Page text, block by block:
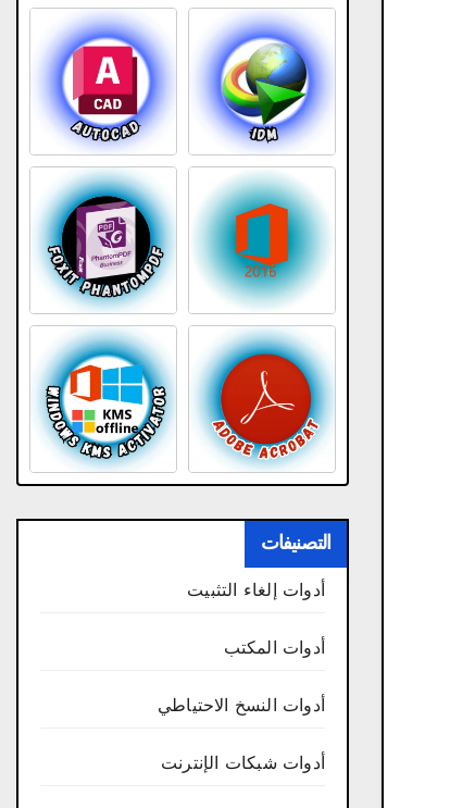
التصنيفات
أدوات إلغاء التثبيت
أدوات المكتب
أدوات النسخ الاحتياطي
أدوات شبكات الإنترنت